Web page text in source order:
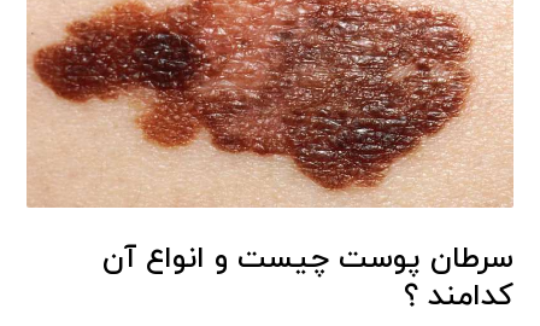
سرطان پوست چیست و انواع آن
کدامند ؟